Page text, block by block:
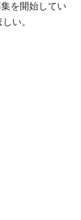
を開始してい
い。